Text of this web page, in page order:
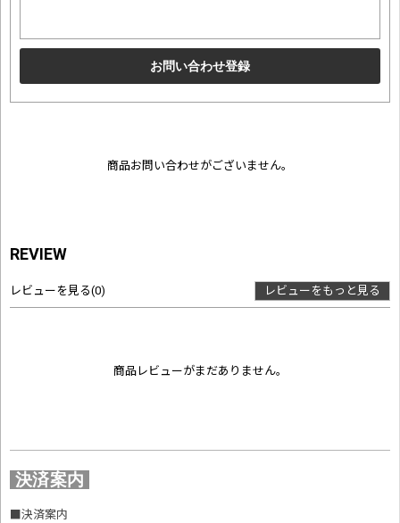
商品お問い合わせがございません。
REVIEW
レビューを見る(0) レビューをもっと見る
商品レビューがまだありません。
決済案内
決済案内